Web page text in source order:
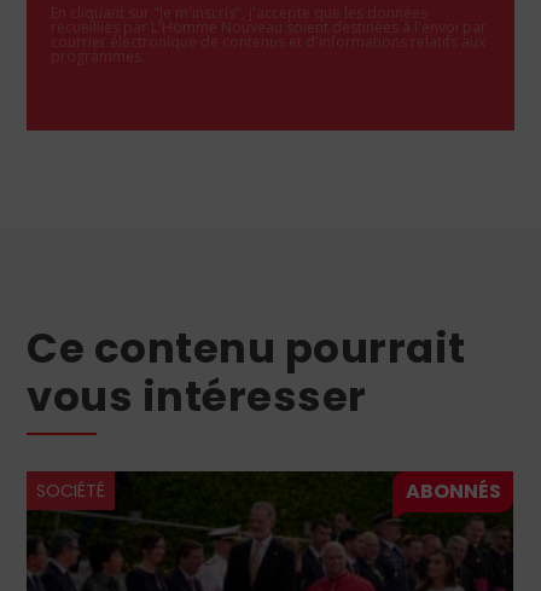
En cliquant sur "Je m'inscris", j'accepte que les données
recueillies par L'Homme Nouveau soient destinées à l'envoi par
courrier électronique de contenus et d'informations relatifs aux
programmes.
Ce contenu pourrait
vous intéresser
SOCIÉTÉ